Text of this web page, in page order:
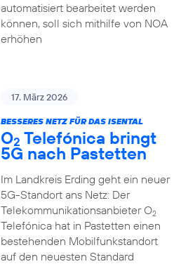
automatisiert bearbeitet werden
können, soll sich mithilfe von NOA
erhöhen
17. März 2026
BESSERES NETZ FÜR DAS ISENTAL
O2 Telefónica bringt
5G nach Pastetten
Im Landkreis Erding geht ein neuer
5G-Standort ans Netz: Der
Telekommunikationsanbieter O2
Telefónica hat in Pastetten einen
bestehenden Mobilfunkstandort
auf den neuesten Standard